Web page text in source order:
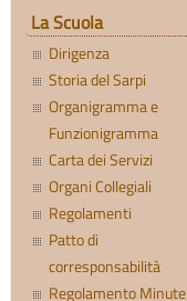
La Scuola
Dirigenza
Storia del Sarpi
Organigramma e
Funzionigramma
Carta dei Servizi
Organi Collegiali
Regolamenti
Patto di
corresponsabilità
Regolamento Minute